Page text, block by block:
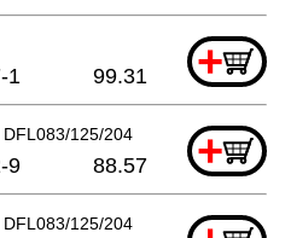
+
1 99.31
125/204 +
9 88.57
125/204